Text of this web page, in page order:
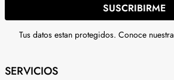
SUSCRIBIRME
Tus datos estan protegidos. Conoce nuestra
SERVICIOS